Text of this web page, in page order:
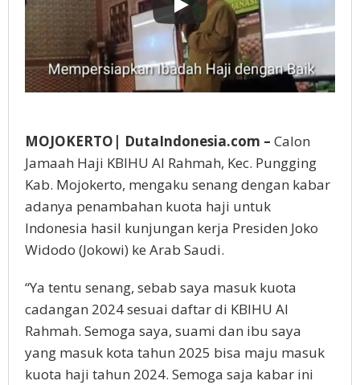
MOJOKERTO| DutaIndonesia.com – Calon
Jamaah Haji KBIHU Al Rahmah, Kec. Pungging
Kab. Mojokerto, mengaku senang dengan kabar
adanya penambahan kuota haji untuk
Indonesia hasil kunjungan kerja Presiden Joko
Widodo (Jokowi) ke Arab Saudi.
“Ya tentu senang, sebab saya masuk kuota
cadangan 2024 sesuai daftar di KBIHU Al
Rahmah. Semoga saya, suami dan ibu saya
yang masuk kota tahun 2025 bisa maju masuk
kuota haji tahun 2024. Semoga saja kabar ini